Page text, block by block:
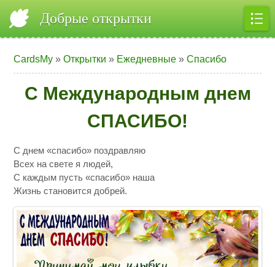
Добрые открытки
CardsMy »Открытки » Ежедневные »Спасибо
С Международным днем
СПАСИБО!
С днем «спасибо» поздравляю
Всех на свете я людей,
С каждым пусть «спасибо» наша
Жизнь становится добрей.